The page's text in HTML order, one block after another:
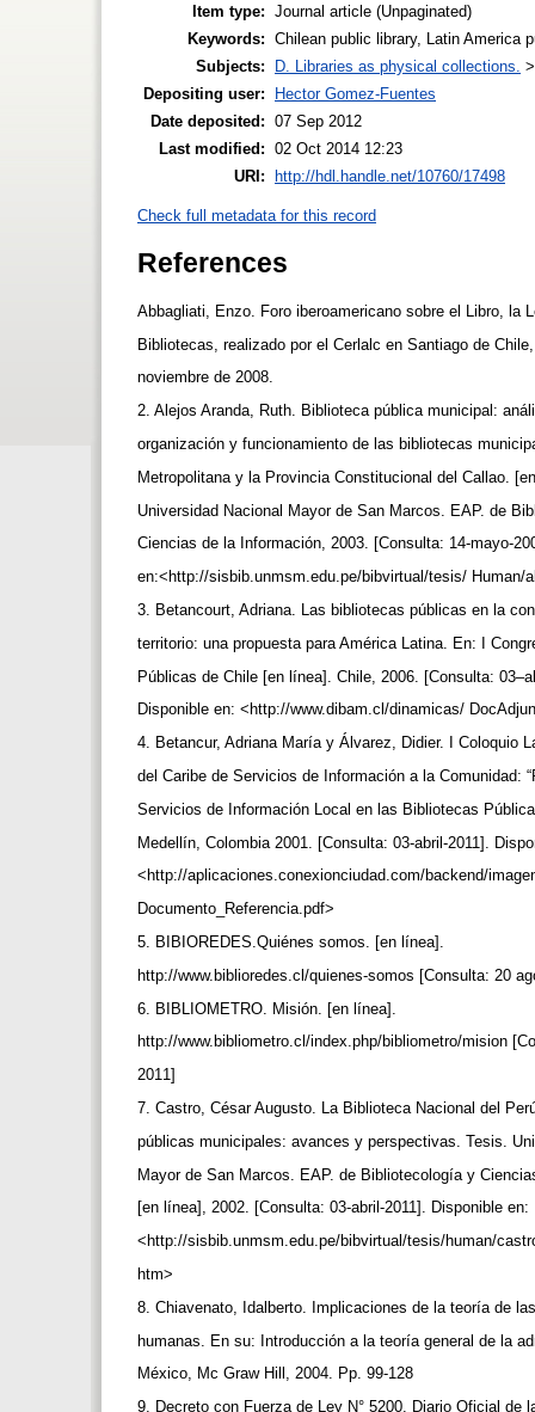
Item type: Journal article (Unpaginated)
Keywords: Chilean public library, Latin America
Subjects:
D. Libraries as physical collections.
Depositing user:
Hector Gomez-Fuentes
Date deposited: 07 Sep 2012
Last modified: 02 Oct 2014 12:23
URI:
http://hdl.handle.net/10760/17498
Check full metadata for this record
References
Abbagliati, Enzo. Foro iberoamericano sobre el Libro, la
Bibliotecas, realizado por el Cerlalc en Santiago de
noviembre de 2008.
2. Alejos Aranda, Ruth. Biblioteca pública municipal:
organización y funcionamiento de las bibliotecas
Metropolitana y la Provincia Constitucional del Callao.
Universidad Nacional Mayor de San Marcos. EAP. de
Ciencias de la Información, 2003. [Consulta: 14-mayo-
en:<http://sisbib.unmsm.edu.pe/bibvirtual/tesis/ Human/
3. Betancourt, Adriana. Las bibliotecas públicas en la
territorio: una propuesta para América Latina. En: I
Públicas de Chile [en línea]. Chile, 2006. [Consulta:
Disponible en: <http://www.dibam.cl/dinamicas/
4. Betancur, Adriana María y Álvarez, Didier. I Coloquio
del Caribe de Servicios de Información a la Comunidad:
Servicios de Información Local en las Bibliotecas
Medellín, Colombia 2001. [Consulta: 03-abril-2011].
<http://aplicaciones.conexionciudad.com/backend/
Documento_Referencia.pdf>
5. BIBIOREDES.Quiénes somos. [en línea].
http://www.biblioredes.cl/quienes-somos [Consulta: 20
6. BIBLIOMETRO. Misión. [en línea].
http://www.bibliometro.cl/index.php/bibliometro/mision
2011]
7. Castro, César Augusto. La Biblioteca Nacional del
públicas municipales: avances y perspectivas. Tesis.
Mayor de San Marcos. EAP. de Bibliotecología y
[en línea], 2002. [Consulta: 03-abril-2011]. Disponible en:
<http://sisbib.unmsm.edu.pe/bibvirtual/tesis/human/
htm>
8. Chiavenato, Idalberto. Implicaciones de la teoría de
humanas. En su: Introducción a la teoría general de la
México, Mc Graw Hill, 2004. Pp. 99-128
9. Decreto con Fuerza de Ley N° 5200. Diario Oficial de